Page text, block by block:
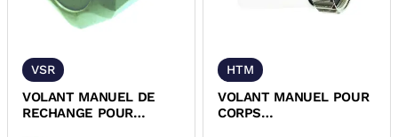
VSR
VOLANT MANUEL DE
RECHANGE POUR
HTM
VOLANT MANUEL POUR
CORPS